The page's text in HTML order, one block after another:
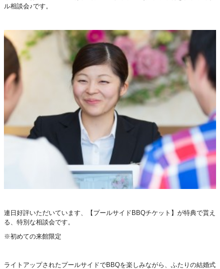
ル相談会♪です。
連日好評いただいています、【プールサイドBBQチケット】が特典で貰え
る、特別な相談会です。
※初めての来館限定
ライトアップされたプールサイドでBBQを楽しみながら、ふたりの結婚式